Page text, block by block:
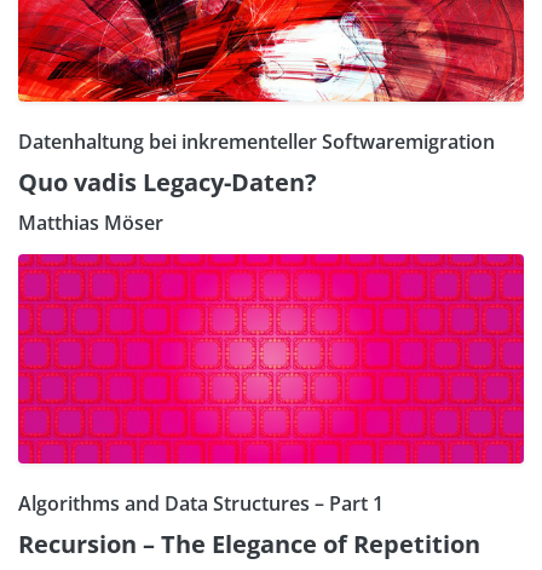
Datenhaltung bei inkrementeller Softwaremigration
Quo vadis Legacy-Daten?
Matthias Möser
Algorithms and Data Structures – Part 1
Recursion – The Elegance of Repetition